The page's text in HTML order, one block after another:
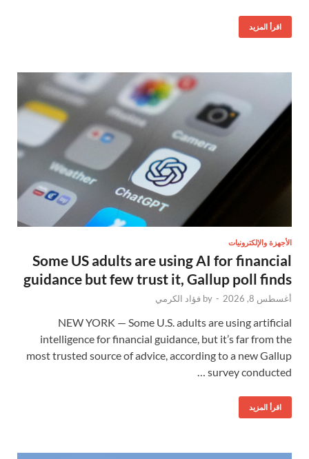
اقرأ المزيد
الأجهزة والإلكترونيات
Some US adults are using AI for financial
guidance but few trust it, Gallup poll finds
أغسطس 8, 2026 -
by فؤاد الكرمي
NEW YORK — Some U.S. adults are using artificial
intelligence for financial guidance, but it’s far from the
most trusted source of advice, according to a new Gallup
survey conducted …
اقرأ المزيد